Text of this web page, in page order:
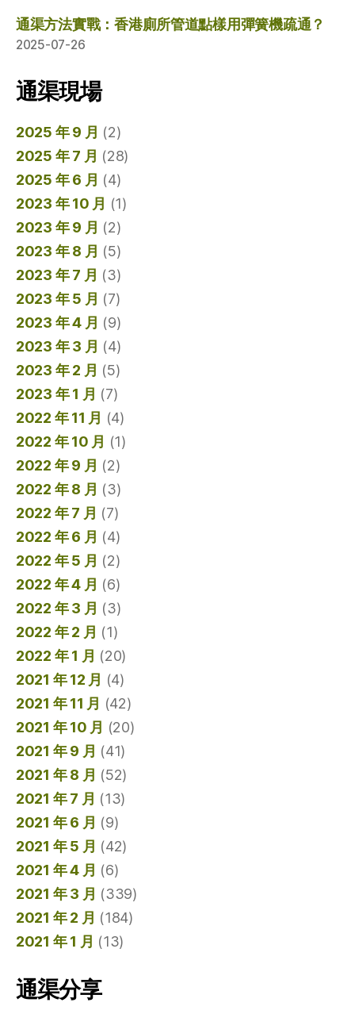
通渠方法實戰：香港廁所管道點樣用彈簧機疏通？
2025-07-26
通渠現場
2025 年 9 月 (2)
2025 年 7 月 (28)
2025 年 6 月 (4)
2023 年 10 月 (1)
2023 年 9 月 (2)
2023 年 8 月 (5)
2023 年 7 月 (3)
2023 年 5 月 (7)
2023 年 4 月 (9)
2023 年 3 月 (4)
2023 年 2 月 (5)
2023 年 1 月 (7)
2022 年 11 月 (4)
2022 年 10 月 (1)
2022 年 9 月 (2)
2022 年 8 月 (3)
2022 年 7 月 (7)
2022 年 6 月 (4)
2022 年 5 月 (2)
2022 年 4 月 (6)
2022 年 3 月 (3)
2022 年 2 月 (1)
2022 年 1 月 (20)
2021 年 12 月 (4)
2021 年 11 月 (42)
2021 年 10 月 (20)
2021 年 9 月 (41)
2021 年 8 月 (52)
2021 年 7 月 (13)
2021 年 6 月 (9)
2021 年 5 月 (42)
2021 年 4 月 (6)
2021 年 3 月 (339)
2021 年 2 月 (184)
2021 年 1 月 (13)
通渠分享